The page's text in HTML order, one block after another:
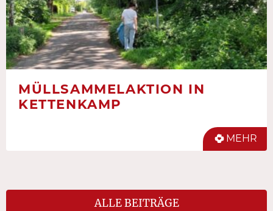
MÜLLSAMMELAKTION IN
KETTENKAMP
MEHR
ALLE BEITRÄGE